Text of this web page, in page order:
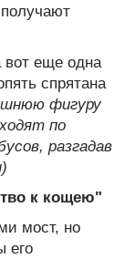
вот еще одна
спрятана
фигуру
по
разгадав
к кощею"
мост, но
его